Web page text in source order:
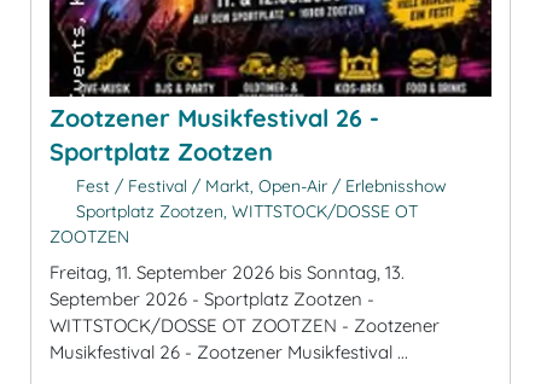
Zootzener Musikfestival 26 -
Sportplatz Zootzen
Fest / Festival / Markt, Open-Air / Erlebnisshow
Sportplatz Zootzen, WITTSTOCK/DOSSE OT
ZOOTZEN
Freitag, 11. September 2026 bis Sonntag, 13.
September 2026 - Sportplatz Zootzen -
WITTSTOCK/DOSSE OT ZOOTZEN - Zootzener
Musikfestival 26 - Zootzener Musikfestival ...